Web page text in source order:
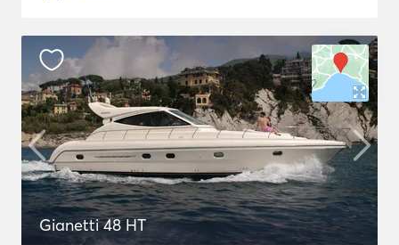
Gianetti 48 HT